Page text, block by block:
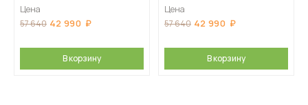
Цена
57 640 42 990
В корзину
Цена
57 640 42 990
В корзину